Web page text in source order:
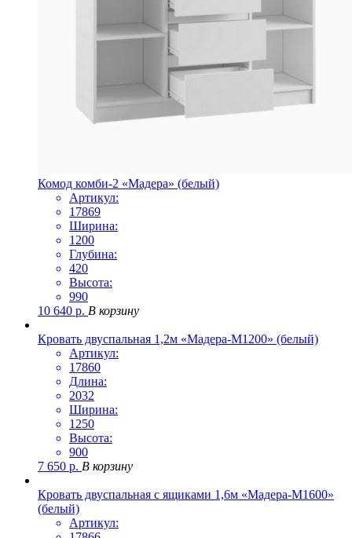
Комод комби-2 «Мадера» (белый)
Артикул:
17869
Ширина:
1200
Глубина:
420
Высота:
990
10 640 р. В корзину
Кровать двуспальная 1,2м «Мадера-М1200» (белый)
Артикул:
17860
Длина:
2032
Ширина:
1250
Высота:
900
7 650 р. В корзину
Кровать двуспальная с ящиками 1,6м «Мадера-М1600»
(белый)
Артикул: